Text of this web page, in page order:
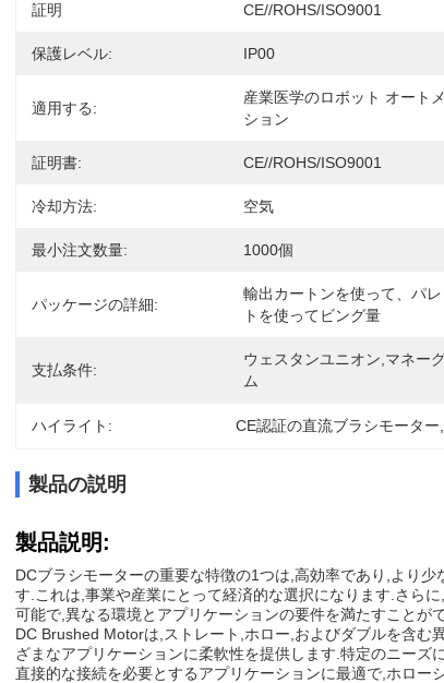
証明 CE//ROHS/ISO9001
保護レベル: IP00
適用する:
産業医学のロボット オート
ション
証明書: CE//ROHS/ISO9001
冷却方法: 空気
最小注文数量: 1000個
パッケージの詳細:
輸出カートンを使って、パレ
トを使ってビング量
支払条件:
ウェスタンユニオン,マネー
ム
ハイライト: CE認証の直流ブラシモーター
製品の説明
製品説明:
DCブラシモーターの重要な特徴の1つは,高効率であり,より
す.これは,事業や産業にとって経済的な選択になります.さら
可能で,異なる環境とアプリケーションの要件を満たすことが
DC Brushed Motorは,ストレート,ホロー,およびダブルを含む
ざまなアプリケーションに柔軟性を提供します.特定のニー
直接的な接続を必要とするアプリケーションに最適で,ホロ